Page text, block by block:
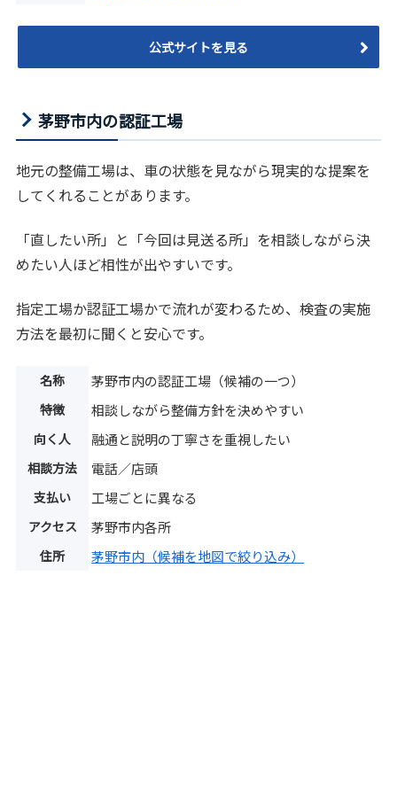
公式サイトを見る
茅野市内の認証工場
地元の整備工場は、車の状態を見ながら現実的な提案を
してくれることがあります。
「直したい所」と「今回は見送る所」を相談しながら決
めたい人ほど相性が出やすいです。
指定工場か認証工場かで流れが変わるため、検査の実施
方法を最初に聞くと安心です。
名称 茅野市内の認証工場（候補の一つ）
特徴 相談しながら整備方針を決めやすい
向く人 融通と説明の丁寧さを重視したい
相談方法 電話／店頭
支払い 工場ごとに異なる
アクセス 茅野市内各所
住所 茅野市内（候補を地図で絞り込み）